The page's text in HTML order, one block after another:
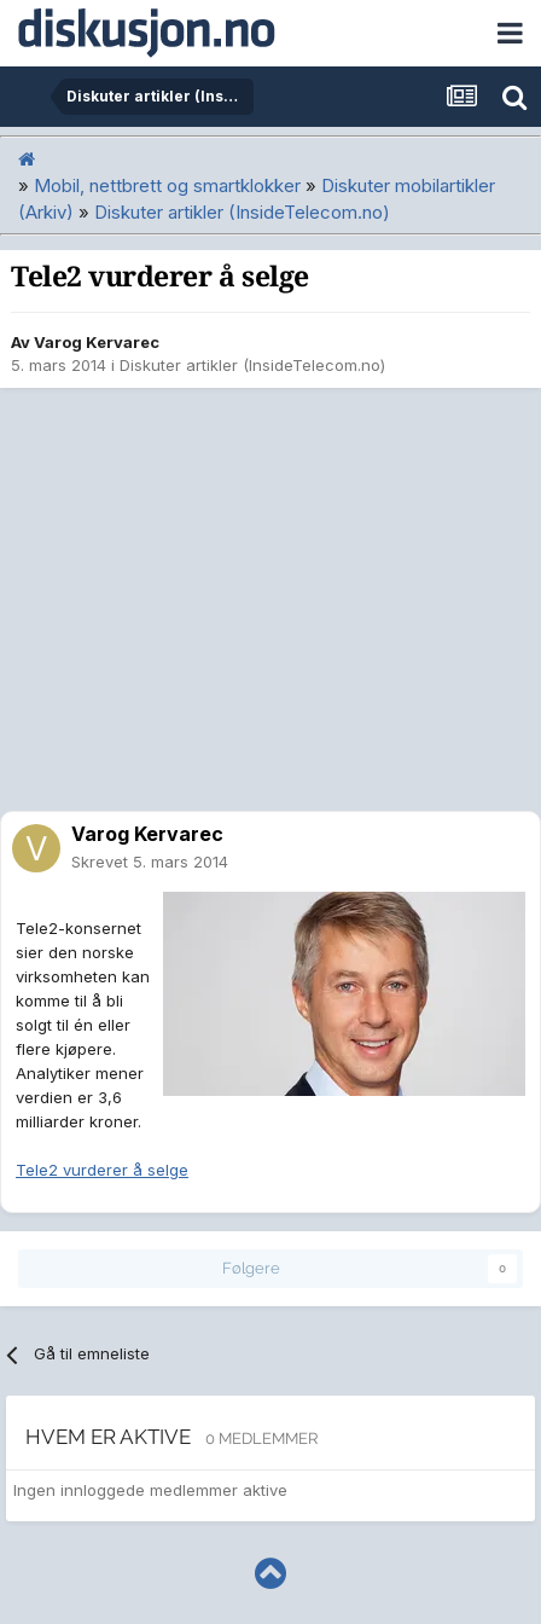
Diskuter artikler (InsideTelecom.no)
» Mobil, nettbrett og smartklokker » Diskuter mobilartikler
(Arkiv) » Diskuter artikler (InsideTelecom.no)
Tele2 vurderer å selge
AvVarog Kervarec
5. mars 2014 i Diskuter artikler (InsideTelecom.no)
Varog Kervarec
Skrevet 5. mars 2014
Tele2-konsernet
sier den norske
virksomheten kan
komme til å bli
solgt til én eller
flere kjøpere.
Analytiker mener
verdien er 3,6
milliarder kroner.
Tele2 vurderer å selge
Følgere 0
Gå til emneliste
HVEM ER AKTIVE 0 MEDLEMMER
Ingen innloggede medlemmer aktive